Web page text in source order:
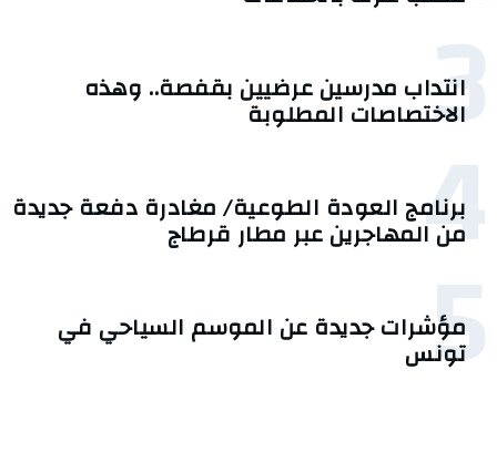
3
انتداب مدرسين عرضيين بقفصة.. وهذه
الاختصاصات المطلوبة
4
برنامج العودة الطوعية/ مغادرة دفعة جديدة
من المهاجرين عبر مطار قرطاج
5
مؤشرات جديدة عن الموسم السياحي في
تونس